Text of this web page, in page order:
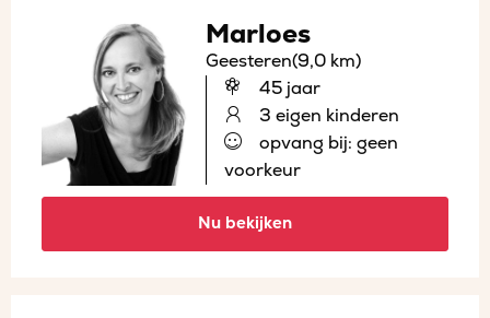
Marloes
Geesteren(9,0 km)
45 jaar
3 eigen kinderen
opvang bij: geen
voorkeur
Nu bekijken